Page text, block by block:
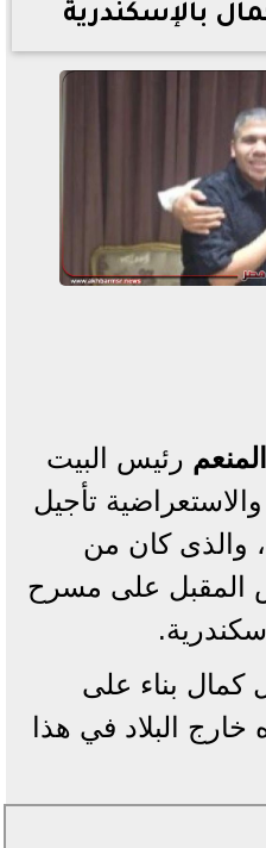
بالإسكندرية
رئيس البيت
تأجيل
والذى كان من
المقبل على مسرح
كمال بناء على
البلاد في هذا